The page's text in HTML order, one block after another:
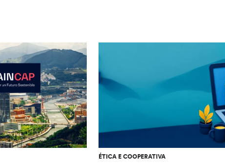
ÉTICA E COOPERATIVA